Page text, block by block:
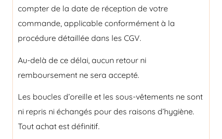
compter de la date de réception de votre
commande, applicable conformément à la
procédure détaillée dans les CGV.
Au-delà de ce délai, aucun retour ni
remboursement ne sera accepté.
Les boucles d’oreille et les sous-vêtements ne sont
ni repris ni échangés pour des raisons d’hygiène.
Tout achat est définitif.